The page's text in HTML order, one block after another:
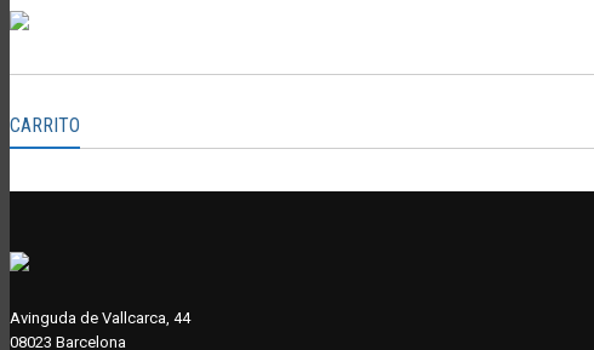
CARRITO
Avinguda de Vallcarca, 44
08023 Barcelona